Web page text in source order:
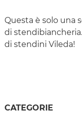
Questa è solo una
di stendibiancheria.
di stendini Vileda!
CATEGORIE